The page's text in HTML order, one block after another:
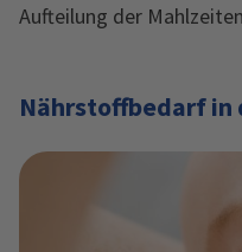
Aufteilung der
Nährstoffbedarf in